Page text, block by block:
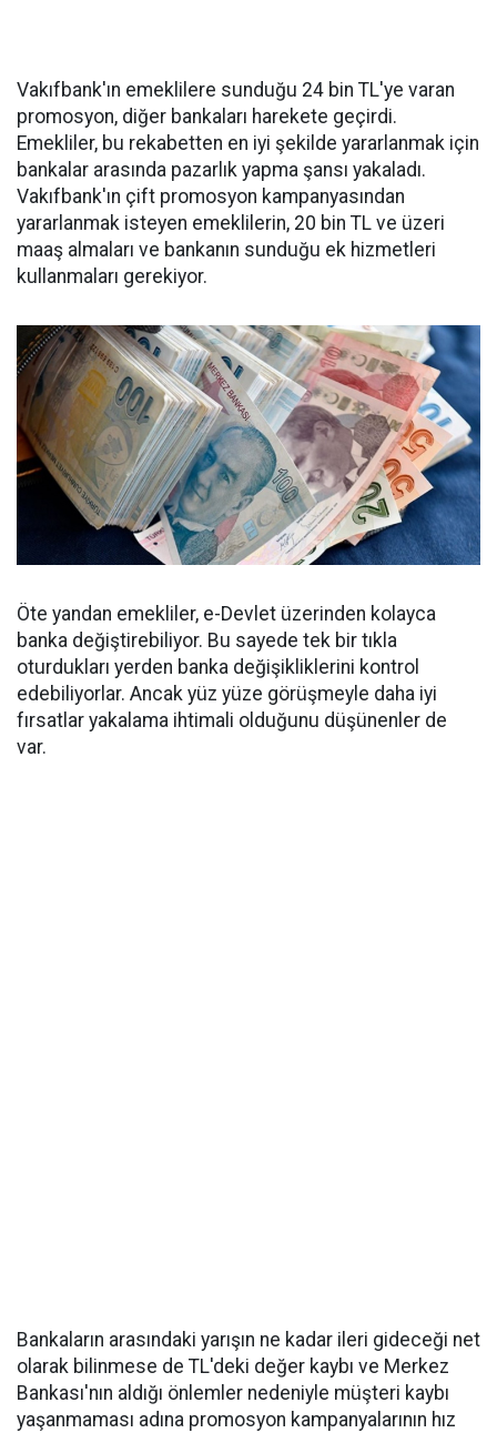
Vakıfbank'ın emeklilere sunduğu 24 bin TL'ye varan
promosyon, diğer bankaları harekete geçirdi.
Emekliler, bu rekabetten en iyi şekilde yararlanmak için
bankalar arasında pazarlık yapma şansı yakaladı.
Vakıfbank'ın çift promosyon kampanyasından
yararlanmak isteyen emeklilerin, 20 bin TL ve üzeri
maaş almaları ve bankanın sunduğu ek hizmetleri
kullanmaları gerekiyor.
Öte yandan emekliler, e-Devlet üzerinden kolayca
banka değiştirebiliyor. Bu sayede tek bir tıkla
oturdukları yerden banka değişikliklerini kontrol
edebiliyorlar. Ancak yüz yüze görüşmeyle daha iyi
fırsatlar yakalama ihtimali olduğunu düşünenler de
var.
Bankaların arasındaki yarışın ne kadar ileri gideceği net
olarak bilinmese de TL'deki değer kaybı ve Merkez
Bankası'nın aldığı önlemler nedeniyle müşteri kaybı
yaşanmaması adına promosyon kampanyalarının hız